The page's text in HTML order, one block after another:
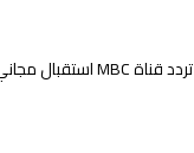
تردد قناة MBC استقبال مجاني لبرامج MBC